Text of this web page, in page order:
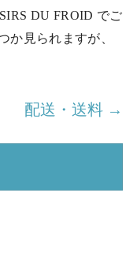
DU FROID でご
か見られますが、
配送・送料 →